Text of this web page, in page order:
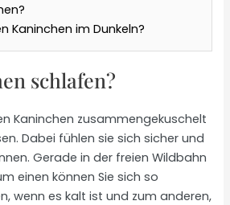
Kaninchen im Dunkeln?
schlafen?
Kaninchen zusammengekuschelt
Dabei fühlen sie sich sicher und
Gerade in der freien Wildbahn
einen können Sie sich so
wenn es kalt ist und zum anderen,